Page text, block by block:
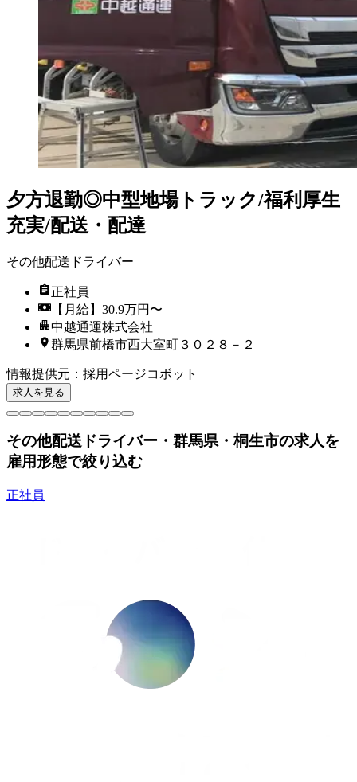
夕方退勤◎中型地場トラック/福利厚生
充実/配送・配達
その他配送ドライバー
正社員
【月給】30.9万円〜
中越通運株式会社
群馬県前橋市西大室町３０２８－２
情報提供元 ： 採用ページコボット
求人を見る
その他配送ドライバー・群馬県・桐生市の求人を
雇用形態で絞り込む
正社員